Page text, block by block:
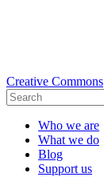
Creative Commons
Who we are
What we do
Blog
Support us